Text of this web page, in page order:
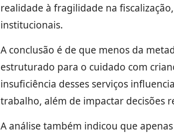
realidade à fragilidade na
institucionais.
A conclusão é de que menos da
estruturado para o cuidado com
insuficiência desses serviços
trabalho, além de impactar decisões
A análise também indicou que